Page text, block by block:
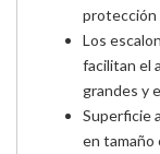
protección
Los
facilitan el
grandes y
Superficie
en tamaño